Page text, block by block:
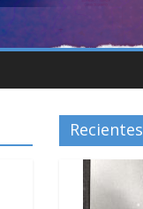
Recientes